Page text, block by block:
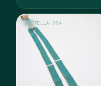
BRETELLA 004